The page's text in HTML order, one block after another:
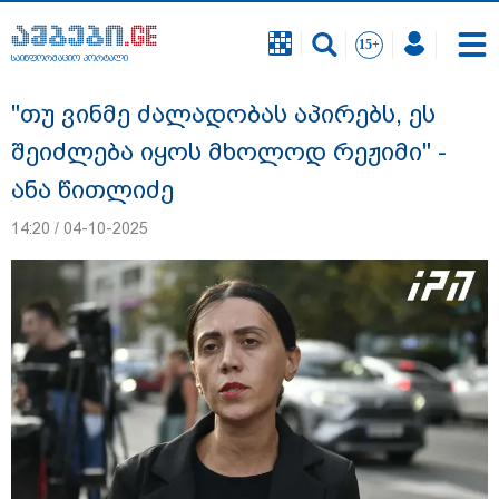
საინფორმაციო პორტალი
18 წელი აგვისტოს ომიდან - ტრაგიკული
მოვლენების ქრონოლოგია, რომელიც
შესაძლოა, აღარ გვახსოვს
საინფორმაციო პორტალი
"თუ ვინმე ძალადობას აპირებს, ეს
შეიძლება იყოს მხოლოდ რეჟიმი" -
ანა წითლიძე
14:20 / 04-10-2025